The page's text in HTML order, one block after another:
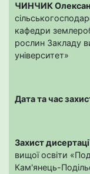
ЧИНЧИК
кафедри
рослин Закладу
університет»
Дата та час
Захист
вищої освіти
Кам'янець-